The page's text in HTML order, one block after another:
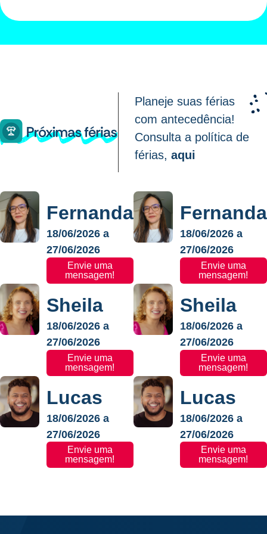
Planeje suas férias
com antecedência!
Consulta a política de
férias,aqui
Fernanda
18/06/2026 a
27/06/2026
Envie uma
mensagem!
Sheila
18/06/2026 a
27/06/2026
Envie uma
mensagem!
Lucas
18/06/2026 a
27/06/2026
Envie uma
mensagem!
Fernanda
18/06/2026 a
27/06/2026
Envie uma
mensagem!
Sheila
18/06/2026 a
27/06/2026
Envie uma
mensagem!
Lucas
18/06/2026 a
27/06/2026
Envie uma
mensagem!